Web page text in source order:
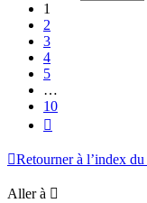
1
2
3
4
5
…
10
Retourner à l’index
Aller à